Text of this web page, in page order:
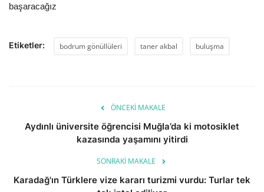
başaracağız
Etiketler: bodrum gönüllüleri taner akbal buluşma
ÖNCEKI MAKALE
Aydınlı üniversite öğrencisi Muğla’da ki motosiklet
kazasında yaşamını yitirdi
SONRAKI MAKALE
Karadağ'ın Türklere vize kararı turizmi vurdu: Turlar tek